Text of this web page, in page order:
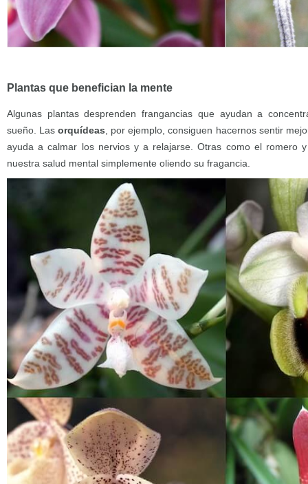
Plantas que benefician la mente
Algunas plantas desprenden frangancias que ayudan a
sueño. Lasorquídeas , por ejemplo, consiguen hacernos sentir
ayuda a calmar los nervios y a relajarse. Otras como el romero
nuestra salud mental simplemente oliendo su fragancia.